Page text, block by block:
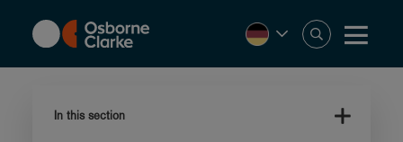
content
In this section